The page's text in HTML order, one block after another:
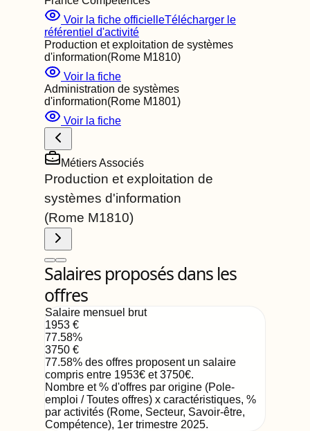
Voir la fiche officielleTélécharger le
référentiel d'activité
Production et exploitation de systèmes
d'information(Rome M1810)
Voir la fiche
Administration de systèmes
d'information(Rome M1801)
Voir la fiche
Métiers Associés
Production et exploitation de
systèmes d'information
(Rome M1810)
Salaires proposés dans les
offres
Salaire mensuel brut
1953 €
77.58%
3750 €
77.58% des offres proposent un salaire
compris entre 1953€ et3750€.
Nombre et % d'offres par origine (Pole-
emploi / Toutes offres) x caractéristiques, %
par activités (Rome, Secteur, Savoir-être,
Compétence), 1er trimestre 2025.